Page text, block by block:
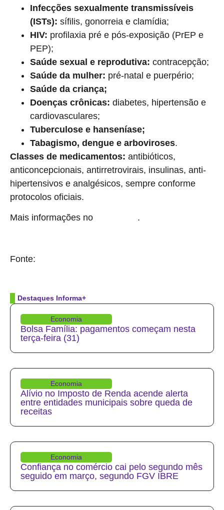
Infecções sexualmente transmissíveis
(ISTs): sífilis, gonorreia e clamídia;
HIV: profilaxia pré e pós-exposição (PrEP e
PEP);
Saúde sexual e reprodutiva: contracepção;
Saúde da mulher: pré-natal e puerpério;
Saúde da criança;
Doenças crônicas: diabetes, hipertensão e
cardiovasculares;
Tuberculose e hanseníase;
Tabagismo, dengue e arboviroses.
Classes de medicamentos: antibióticos,
anticoncepcionais, antirretrovirais, insulinas, anti-
hipertensivos e analgésicos, sempre conforme
protocolos oficiais.
Mais informações no .
Fonte:
Destaques Informa+
Economia
Bolsa Família: pagamentos começam nesta
terça-feira (31)
Economia
Alívio no Imposto de Renda acende alerta
entre entidades municipais sobre queda de
receitas
Economia
Confiança no comércio cai pelo segundo mês
seguido em março, segundo FGV IBRE